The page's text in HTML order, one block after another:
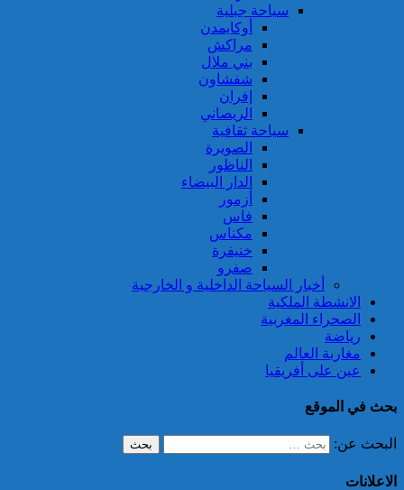
سياحة جبلية
أوكايمدن
مراكش
بني ملال
شفشاون
إفران
الريصاني
سياحة ثقافية
الصويرة
الناظور
الدار البيضاء
أزمور
فاس
مكناس
خنيفرة
صفرو
أخبار السياحة الداخلية و الخارجية
الانشطة الملكية
الصحراء المغربية
رياضة
مغاربة العالم
عين على أفريقيا
بحث في الموقع
البحث عن:
الاعلانات